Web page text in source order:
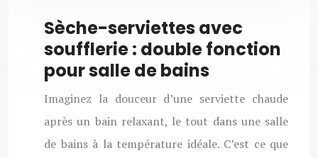
Sèche-serviettes avec
soufflerie : double fonction
pour salle de bains
Imaginez la douceur d’une serviette chaude
après un bain relaxant, le tout dans une salle
de bains à la température idéale. C’est ce que